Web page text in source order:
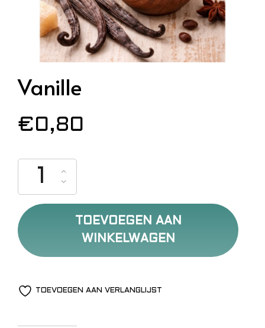
Vanille
€0,80
TOEVOEGEN AAN
WINKELWAGEN
TOEVOEGEN AAN VERLANGLIJST